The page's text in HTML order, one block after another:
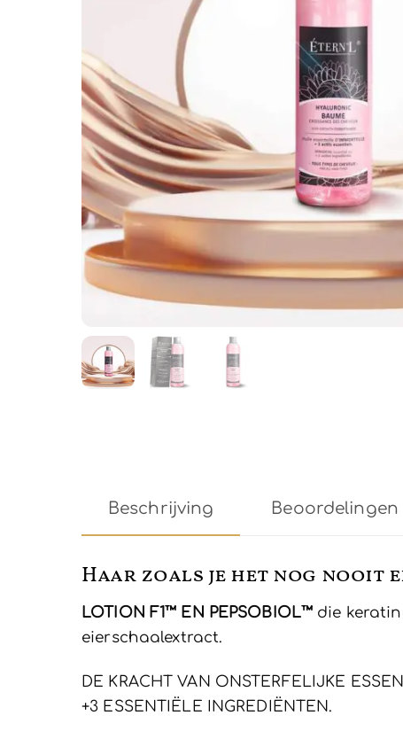
Beschrijving Beoordelingen
Haar zoals je het nog nooit
LOTION F1™ EN PEPSOBIOL™ die
eierschaalextract.
DE KRACHT VAN ONSTERFELIJKE
+3 ESSENTIËLE INGREDIËNTEN.